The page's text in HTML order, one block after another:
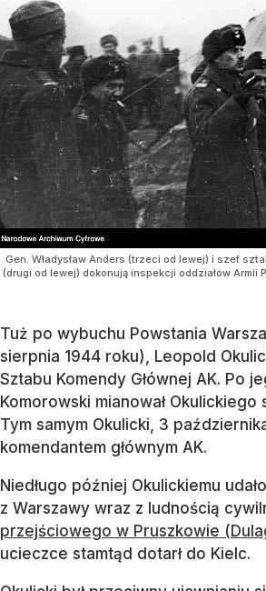
Gen. Władysław Anders (trzeci od lewej) i szef
(drugi od lewej) dokonują inspekcji oddziałów Armii
Tuż po wybuchu Powstania
sierpnia 1944 roku), Leopold
Sztabu Komendy Głównej AK. Po
Komorowski mianował Okulickiego
Tym samym Okulicki, 3
komendantem głównym AK.
Niedługo później Okulickiemu
z Warszawy wraz z ludnością
przejściowego w Pruszkowie
ucieczce stamtąd dotarł do Kielc.